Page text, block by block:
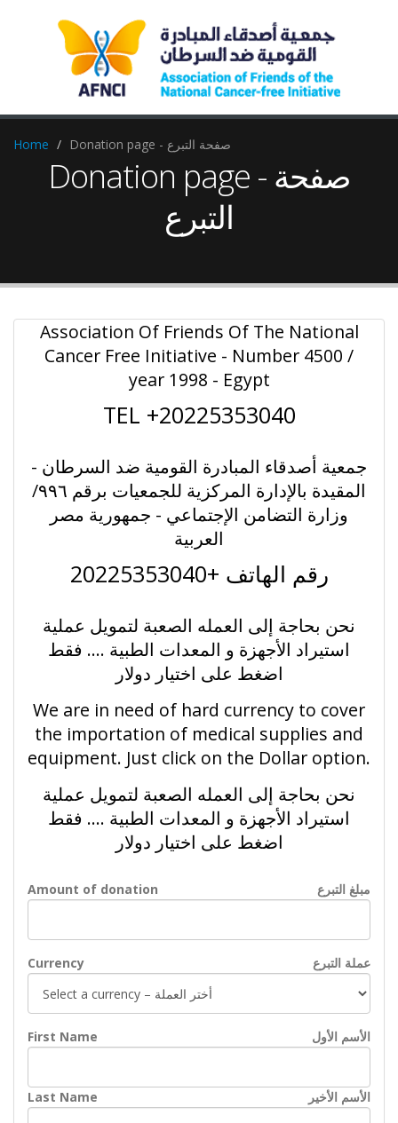
Home Donation page - صفحة التبرع
Donation page - صفحة
التبرع
Association Of Friends Of The National
Cancer Free Initiative - Number 4500 /
year 1998 - Egypt
TEL +20225353040
جمعية أصدقاء المبادرة القومية ضد السرطان -
المقيدة بالإدارة المركزية للجمعيات برقم ٩٩٦/
وزارة التضامن الإجتماعي - جمهورية مصر
العربية
رقم الهاتف +20225353040
نحن بحاجة إلى العمله الصعبة لتمويل عملية
استيراد الأجهزة و المعدات الطبية .... فقط
اضغط على اختيار دولار
We are in need of hard currency to cover
the importation of medical supplies and
equipment. Just click on the Dollar option.
نحن بحاجة إلى العمله الصعبة لتمويل عملية
استيراد الأجهزة و المعدات الطبية .... فقط
اضغط على اختيار دولار
Amount of donation مبلغ التبرع
Currency عملة التبرع
First Name الأسم الأول
Last Name الأسم الأخير